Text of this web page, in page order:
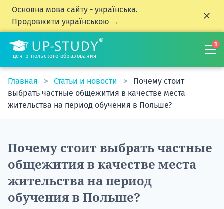
Основна мова сайту - українська.
Продовжити українською →
центр польского образования
1
Главная Статьи и новости
Почему стоит
выбрать частные общежития в качестве места
жительства на период обучения в Польше?
Почему стоит выбрать частные
общежития в качестве места
жительства на период
обучения в Польше?